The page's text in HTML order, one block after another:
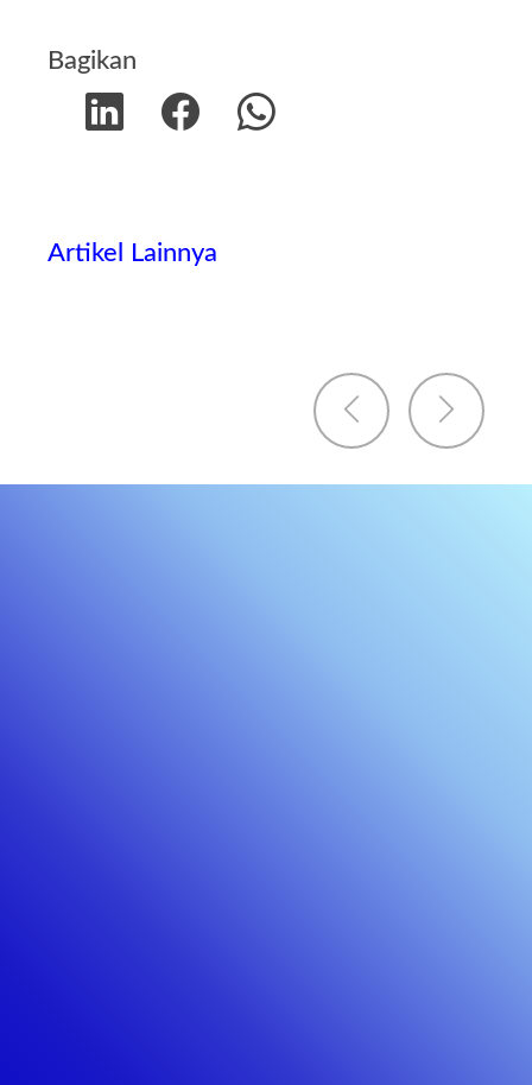
Bagikan
Artikel Lainnya